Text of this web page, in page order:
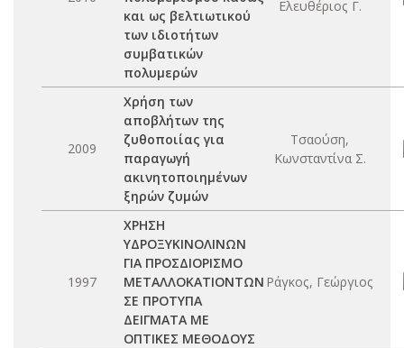
και ως βελτιωτικού
των ιδιοτήτων
συμβατικών
πολυμερών
Ελευθέριος Γ.
2009
Χρήση των
αποβλήτων της
ζυθοποιίας για
παραγωγή
ακινητοποιημένων
ξηρών ζυμών
Τσαούση,
Κωνσταντίνα Σ.
1997
ΧΡΗΣΗ
ΥΔΡΟΞΥΚΙΝΟΛΙΝΩΝ
ΓΙΑ ΠΡΟΣΔΙΟΡΙΣΜΟ
ΜΕΤΑΛΛΟΚΑΤΙΟΝΤΩΝ
ΣΕ ΠΡΟΤΥΠΑ
ΔΕΙΓΜΑΤΑ ΜΕ
ΟΠΤΙΚΕΣ ΜΕΘΟΔΟΥΣ
Ράγκος, Γεώργιος